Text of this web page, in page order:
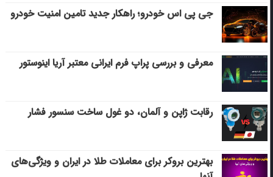
جی پی اس خودرو؛ راهکار جدید تامین امنیت خودرو
معرفی و بررسی پراپ فرم ایرانی معتبر آریا اینوستور
رقابت ژاپن و آلمان، دو غول ساخت سنسور فشار
بهترین بروکر برای معاملات طلا در ایران و ویژگی‌های